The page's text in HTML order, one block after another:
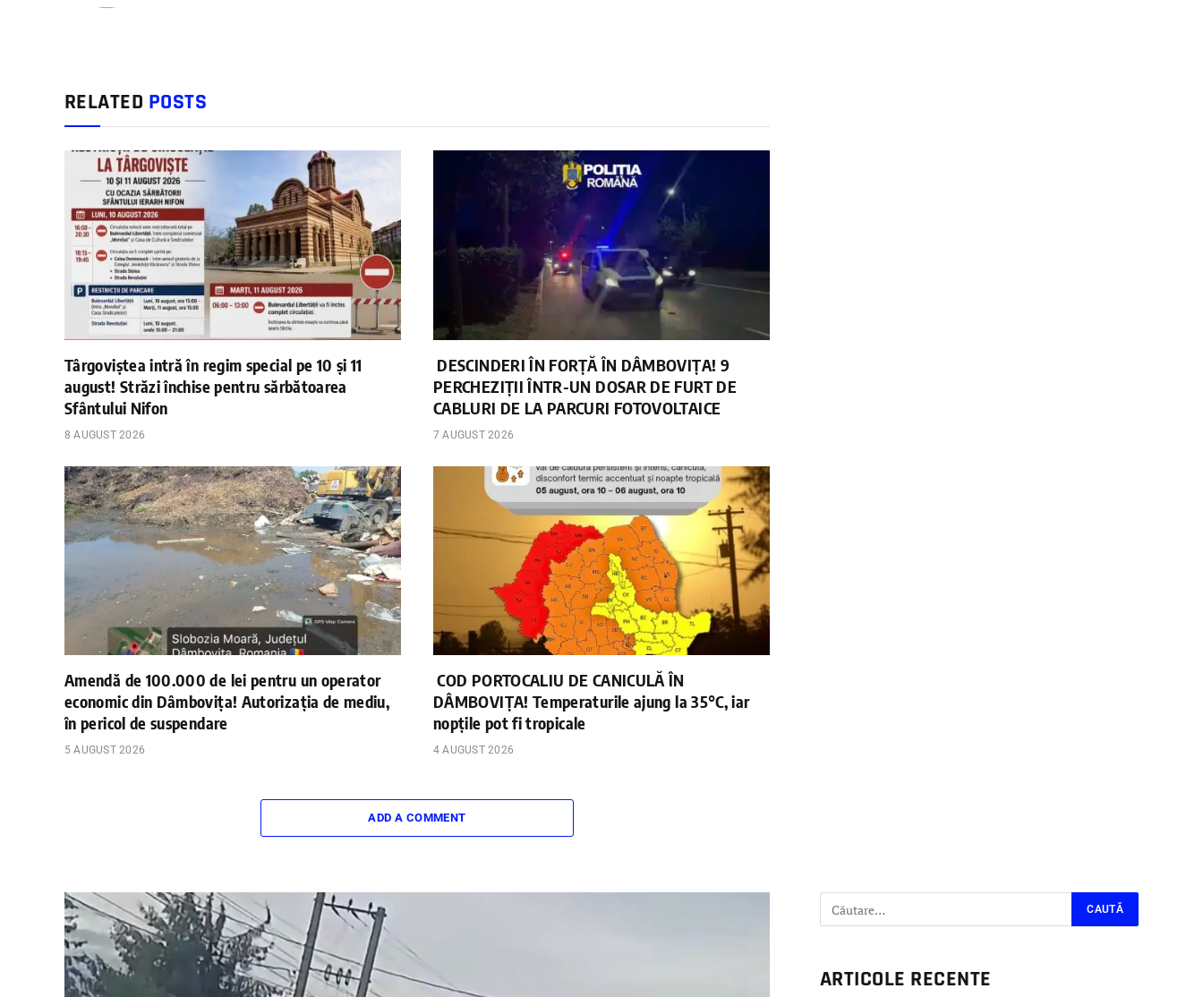
RELATED POSTS
Târgoviștea intră în regim special pe 10 și 11
august! Străzi închise pentru sărbătoarea
Sfântului Nifon
8 AUGUST 2026
DESCINDERI ÎN FORȚĂ ÎN DÂMBOVIȚA! 9
PERCHEZIȚII ÎNTR-UN DOSAR DE FURT DE
CABLURI DE LA PARCURI FOTOVOLTAICE
7 AUGUST 2026
Amendă de 100.000 de lei pentru un operator
economic din Dâmbovița! Autorizația de mediu,
în pericol de suspendare
5 AUGUST 2026
COD PORTOCALIU DE CANICULĂ ÎN
DÂMBOVIȚA! Temperaturile ajung la 35°C, iar
nopțile pot fi tropicale
4 AUGUST 2026
ADD A COMMENT
ARTICOLE RECENTE